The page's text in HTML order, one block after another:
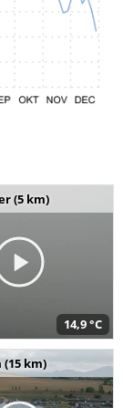
(5 km)
14,9 °C
km)